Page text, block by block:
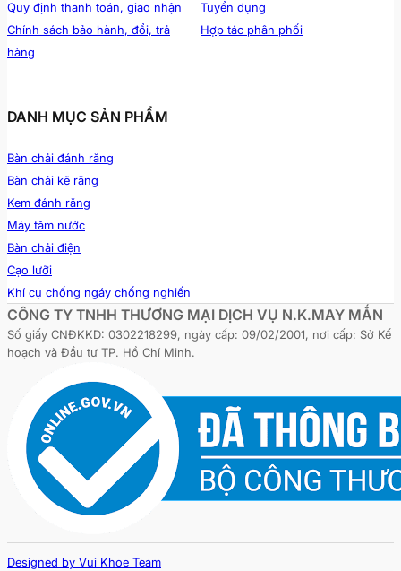
Quy định thanh toán, giao nhận
Chính sách bảo hành, đổi, trả
hàng
Tuyển dụng
Hợp tác phân phối
DANH MỤC SẢN PHẨM
Bàn chải đánh răng
Bàn chải kẽ răng
Kem đánh răng
Máy tăm nước
Bàn chải điện
Cạo lưỡi
Khí cụ chống ngáy chống nghiến
CÔNG TY TNHH THƯƠNG MẠI DỊCH VỤ N.K.MAY MẮN
Số giấy CNĐKKD: 0302218299, ngày cấp: 09/02/2001, nơi cấp: Sở Kế
hoạch và Đầu tư TP. Hồ Chí Minh.
Designed by Vui Khoe Team